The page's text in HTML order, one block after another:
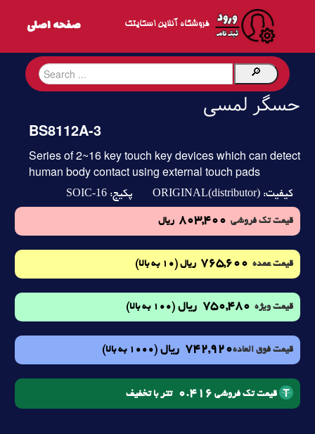
فروشگاه آنلاین اسکایتک
حسگر لمسی
BS8112A-3
Series of 2~16 key touch key devices which can detect
human body contact using external touch pads
کیفیت: ORIGINAL(distributor) پکیج: SOIC-16
قیمت تک فروشی 803,400 ریال
قیمت عمده 765,600 ریال (10 به بالا)
قیمت ویژه 750,480 ریال (100 به بالا)
قیمت فوق العاده742,920 ریال (1000 به بالا)
قیمت تک فروشی 0.416 تتر با تخفیف